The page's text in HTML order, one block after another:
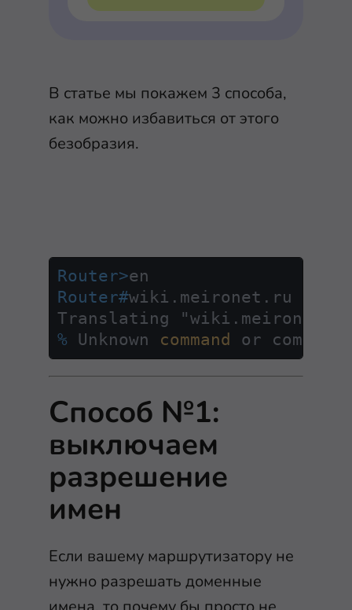
В статье мы покажем 3 способа,
как можно избавиться от этого
безобразия.
Router>en
Router#wiki.meironet.ru
% Unknown command or
Способ №1:
выключаем
разрешение
имен
Если вашему маршрутизатору не
нужно разрешать доменные